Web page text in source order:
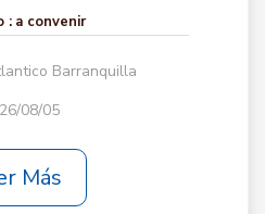
: a convenir
Barranquilla
08/05
Más